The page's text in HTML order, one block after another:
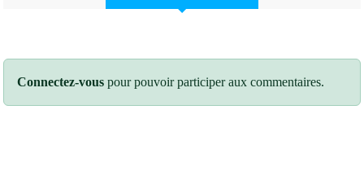
Connectez-vous pour pouvoir participer aux commentaires.